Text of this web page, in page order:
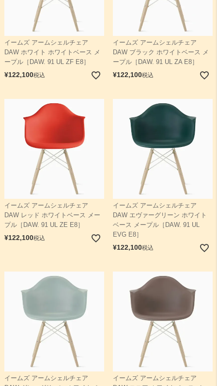
イームズ アームシェルチェア
DAW ホワイト ホワイトベース メ
ープル［DAW. 91 UL ZF E8］
¥122,100税込
イームズ アームシェルチェア
DAW ブラック ホワイトベース メ
ープル［DAW. 91 UL ZA E8］
¥122,100税込
イームズ アームシェルチェア
DAW レッド ホワイトベース メー
プル［DAW. 91 UL ZE E8］
¥122,100税込
イームズ アームシェルチェア
DAW エヴァーグリーン ホワイト
ベース メープル［DAW. 91 UL
EVG E8］
¥122,100税込
イームズ アームシェルチェア
イームズ アームシェルチェア